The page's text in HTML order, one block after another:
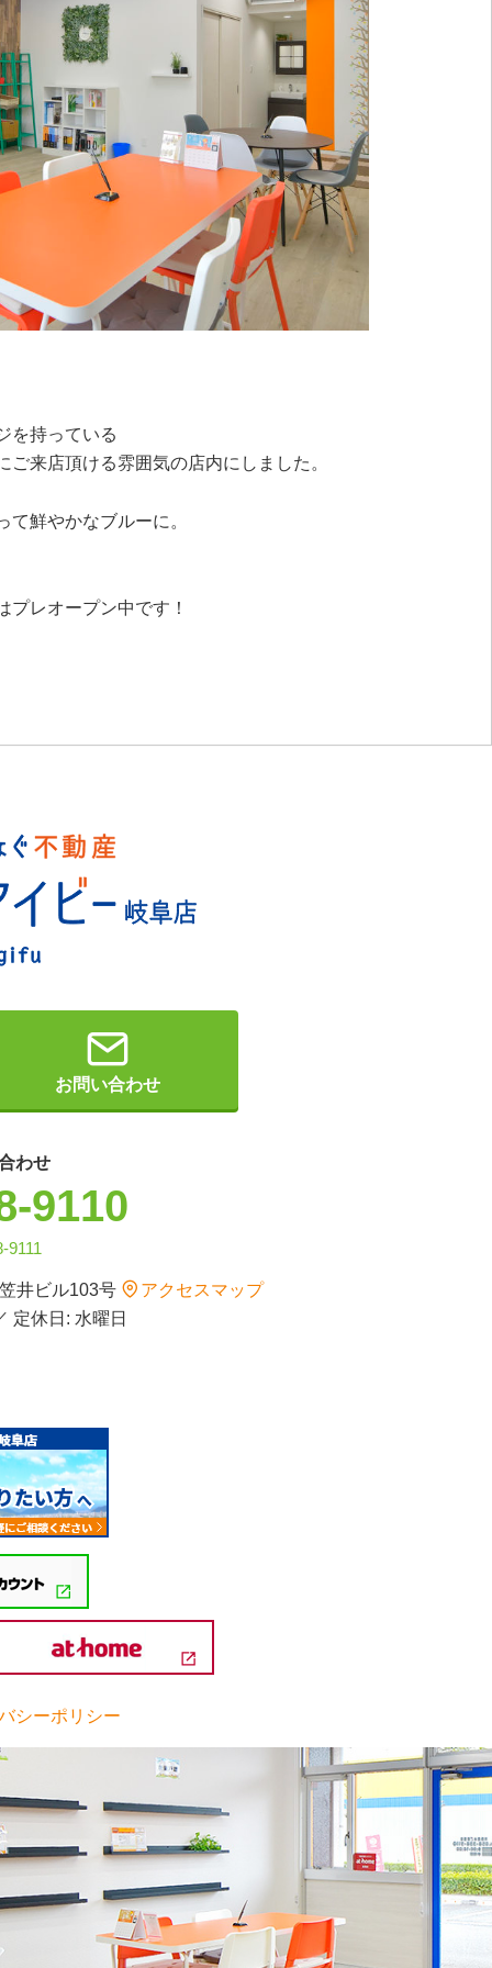
を持っている
来店頂ける雰囲気の店内にしました。
鮮やかなブルーに。
レオープン中です！
お問い合わせ
わせ
9110
9111
井ビル103号
アクセスマップ
定休日: 水曜日
シーポリシー